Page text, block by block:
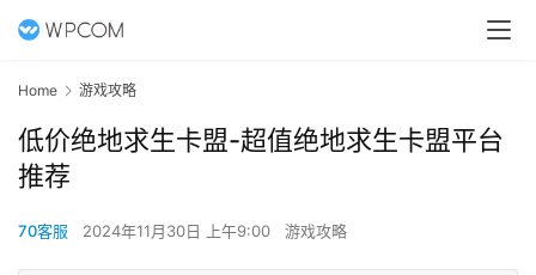
Home 游戏攻略
低价绝地求生卡盟-超值绝地求生卡盟平台
推荐
70客服 2024年11月30日 上午9:00 游戏攻略